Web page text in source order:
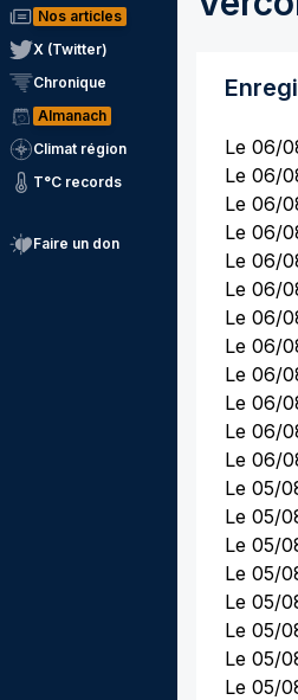
Nos articles
X (Twitter)
Chronique
Almanach
Climat région
T°C records
Faire un don
Le 06/
Le 06/
Le 06/
Le 06/
Le 06/
Le 06/
Le 06/
Le 06/
Le 06/
Le 06/
Le 06/
Le 06/
Le 05/
Le 05/
Le 05/
Le 05/
Le 05/
Le 05/
Le 05/
Le 05/